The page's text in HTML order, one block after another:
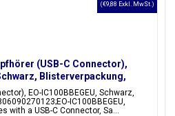
(USB-C Connector),
Blisterverpackung,
EO-IC100BBEGEU, Schwarz,
IC100BBEGEU,
with a USB-C Connector, Sa...
(€9,88 Exkl. MwSt.)